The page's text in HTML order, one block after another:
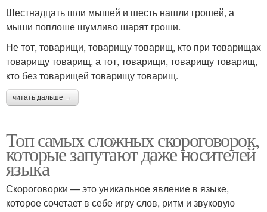
Шестнадцать шли мышей и шесть нашли грошей, а
мыши поплоше шумливо шарят гроши.
Не тот, товарищи, товарищу товарищ, кто при товарищах
товарищу товарищ, а тот, товарищи, товарищу товарищ,
кто без товарищей товарищу товарищ.
читать дальше →
Топ самых сложных скороговорок,
которые запутают даже носителей
языка
Скороговорки — это уникальное явление в языке,
которое сочетает в себе игру слов, ритм и звуковую